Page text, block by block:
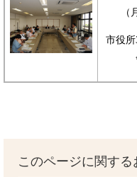
（
市役所
このページに関す